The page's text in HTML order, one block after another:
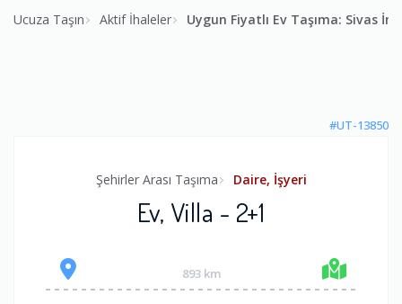
Ucuza Taşın Aktif İhaleler Uygun Fiyatlı Ev Taşıma: Sivas
#UT-13850
Şehirler Arası Taşıma Daire, İşyeri
Ev, Villa - 2+1
893 km